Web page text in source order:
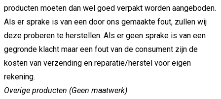
producten moeten dan wel goed verpakt worden aangeboden.
Als er sprake is van een door ons gemaakte fout, zullen wij
deze proberen te herstellen. Als er geen sprake is van een
gegronde klacht maar een fout van de consument zijn de
kosten van verzending en reparatie/herstel voor eigen
rekening.
Overige producten (Geen maatwerk)